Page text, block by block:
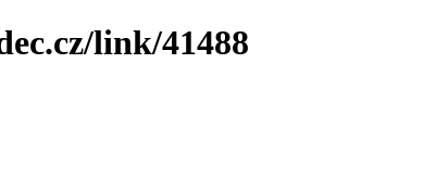
link/41488